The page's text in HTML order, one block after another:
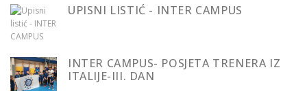
UPISNI LISTIĆ - INTER CAMPUS
INTER CAMPUS- POSJETA TRENERA IZ
ITALIJE-III. DAN